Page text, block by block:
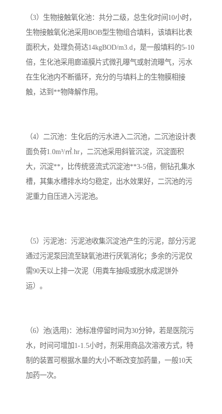
（3）生物接触氧化池：共分二级，总生化时间10小时，
生物接触氧化池采用BOB型生物组合填料，该填料比表
面积大，处理负荷达14kgBOD/m3.d，是一般填料的5-10
倍，生化池采用廊道膜片式微孔曝气或射流曝气，污水
在生化池内不断循环，充分的与填料上的生物膜相接
触，达到**物降解作用。
（4）二沉池：生化后的污水进入二沉池，二沉池设计表
面负荷1.0m³/㎡.hr，二沉池采用斜管沉淀，沉淀面积
大，沉淀**，比传统竖流式沉淀池**3-5倍，侧钻孔集水
槽，其集水槽排水均匀稳定，出水效果好，二沉池的污
泥重力自压进入污泥池。
（5）污泥池：污泥池收集沉淀池产生的污泥，部分污泥
通过污泥泵回流至缺氧池进行厌氧消化；多余的污泥仅
需90天以上排一次泥（用粪车抽吸或脱水成泥饼外
运）。
（6）池(选用)：池标准停留时间为30分钟，若是医院污
水，时间可增加1-1.5小时，剂采用商品次溶液方式，特
制的装置可根据水量的大小不断改变加药量，一般10天
加药一次。